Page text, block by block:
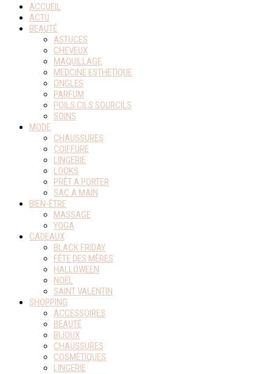
ACCUEIL
ACTU
BEAUTÉ
ASTUCES
CHEVEUX
MAQUILLAGE
MEDCINE ESTHETIQUE
ONGLES
PARFUM
POILS CILS SOURCILS
SOINS
MODE
CHAUSSURES
COIFFURE
LINGERIE
LOOKS
PRÊT A PORTER
SAC A MAIN
BIEN-ÊTRE
MASSAGE
YOGA
CADEAUX
BLACK FRIDAY
FÊTE DES MÈRES
HALLOWEEN
NOËL
SAINT VALENTIN
SHOPPING
ACCESSOIRES
BEAUTÉ
BIJOUX
CHAUSSURES
COSMÉTIQUES
LINGERIE